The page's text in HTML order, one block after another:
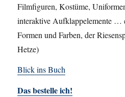
Filmfiguren, Kostüme,
interaktive Aufklappelemente …
Formen und Farben, der
Hetze)
Blick ins Buch
Das bestelle ich!